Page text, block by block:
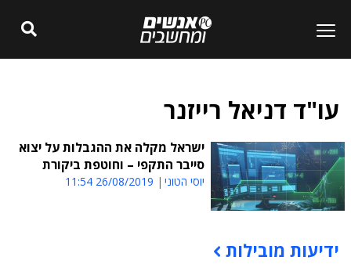
עו"ד דניאל רייזנר
ישראל מקלה את ההגבלות על יצוא
סייבר התקפי – וחוטפת ביקורת
יוסי הטוני 26/08/2019 11:54
תוכן פרסומי
ידיעות מובילות